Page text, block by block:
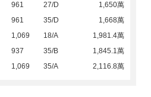
961 27/D
1,650萬
961 35/D
1,668萬
1,069 18/A
1,981.4萬
937 35/B
1,845.1萬
1,069 35/A 2,116.8萬